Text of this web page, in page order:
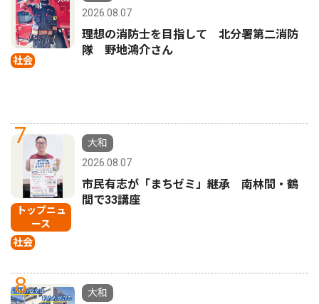
社会
2026.08.07
理想の消防士を目指して 北分署第二消防
隊 野地鴻介さん
7
トップニュ
ース
社会
大和
2026.08.07
市民有志が「まちゼミ」継承 南林間・鶴
間で33講座
8 大和